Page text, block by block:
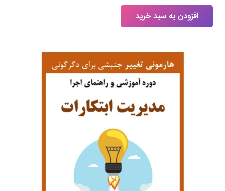
افزودن به سبد خرید